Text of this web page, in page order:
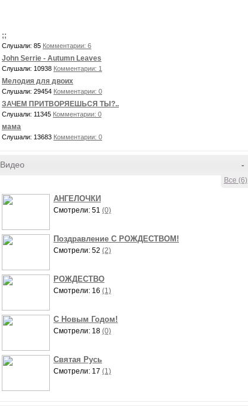
;;
Слушали: 85 Комментарии: 6
John Serrie - Autumn Leaves
Слушали: 10938 Комментарии: 1
Мелодия для двоих
Слушали: 29454 Комментарии: 0
ЗАЧЕМ ПРИТВОРЯЕШЬСЯ ТЫ?..
Слушали: 11345 Комментарии: 0
мама
Слушали: 13683 Комментарии: 0
-
Видео
Все (6)
АНГЕЛОЧКИ
Смотрели: 51 (0)
Поздравление С РОЖДЕСТВОМ!
Смотрели: 52 (2)
РОЖДЕСТВО
Смотрели: 16 (1)
С Новым Годом!
Смотрели: 18 (0)
Святая Русь
Смотрели: 17 (1)